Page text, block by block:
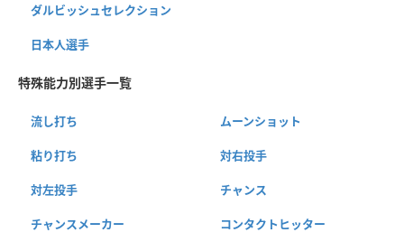
ダルビッシュセレクション
日本人選手
特殊能力別選手一覧
流し打ち ムーンショット
粘り打ち 対右投手
対左投手 チャンス
チャンスメーカー コンタクトヒッター